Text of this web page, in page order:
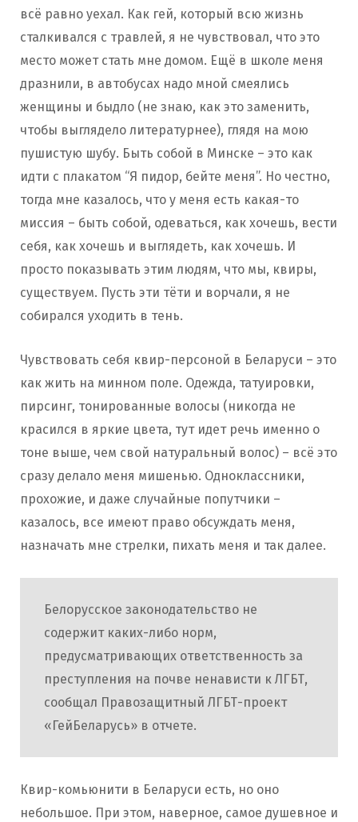
всё равно уехал. Как гей, который всю жизнь
сталкивался с травлей, я не чувствовал, что это
место может стать мне домом. Ещё в школе меня
дразнили, в автобусах надо мной смеялись
женщины и быдло (не знаю, как это заменить,
чтобы выглядело литературнее), глядя на мою
пушистую шубу. Быть собой в Минске – это как
идти с плакатом “Я пидор, бейте меня”. Но честно,
тогда мне казалось, что у меня есть какая-то
миссия – быть собой, одеваться, как хочешь, вести
себя, как хочешь и выглядеть, как хочешь. И
просто показывать этим людям, что мы, квиры,
существуем. Пусть эти тёти и ворчали, я не
собирался уходить в тень.
Чувствовать себя квир-персоной в Беларуси – это
как жить на минном поле. Одежда, татуировки,
пирсинг, тонированные волосы (никогда не
красился в яркие цвета, тут идет речь именно о
тоне выше, чем свой натуральный волос) – всё это
сразу делало меня мишенью. Одноклассники,
прохожие, и даже случайные попутчики –
казалось, все имеют право обсуждать меня,
назначать мне стрелки, пихать меня и так далее.
Белорусское законодательство не
содержит каких-либо норм,
предусматривающих ответственность за
преступления на почве ненависти к ЛГБТ,
сообщал Правозащитный ЛГБТ-проект
«ГейБеларусь» в отчете.
Квир-комьюнити в Беларуси есть, но оно
небольшое. При этом, наверное, самое душевное и